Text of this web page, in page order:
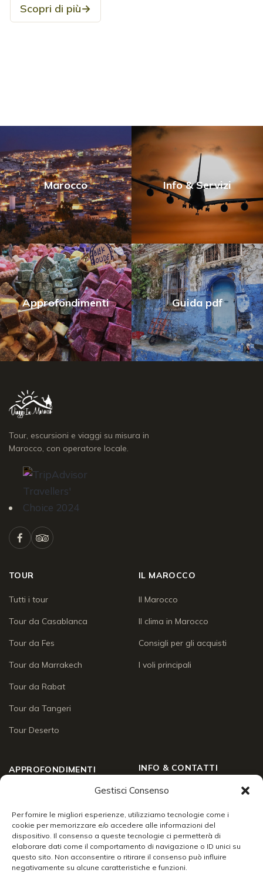
Gestisci Consenso
Per fornire le migliori esperienze, utilizziamo tecnologie come i
cookie per memorizzare e/o accedere alle informazioni del
dispositivo. Il consenso a queste tecnologie ci permetterà di
elaborare dati come il comportamento di navigazione o ID unici su
questo sito. Non acconsentire o ritirare il consenso può influire
negativamente su alcune caratteristiche e funzioni.
Scopri di più→
Marocco Info & Servizi
Approfondimenti Guida pdf
Tour, escursioni e viaggi su misura in
Marocco, con operatore locale.
TOUR
Tutti i tour
Tour da Casablanca
Tour da Fes
Tour da Marrakech
Tour da Rabat
Tour da Tangeri
Tour Deserto
IL MAROCCO
Il Marocco
Il clima in Marocco
Consigli per gli acquisti
I voli principali
APPROFONDIMENTI
Enogastronomia
Lo sai che
Racconti di viaggio
INFO & CONTATTI
Chi siamo
Social Wall
Contatti
24/7 support